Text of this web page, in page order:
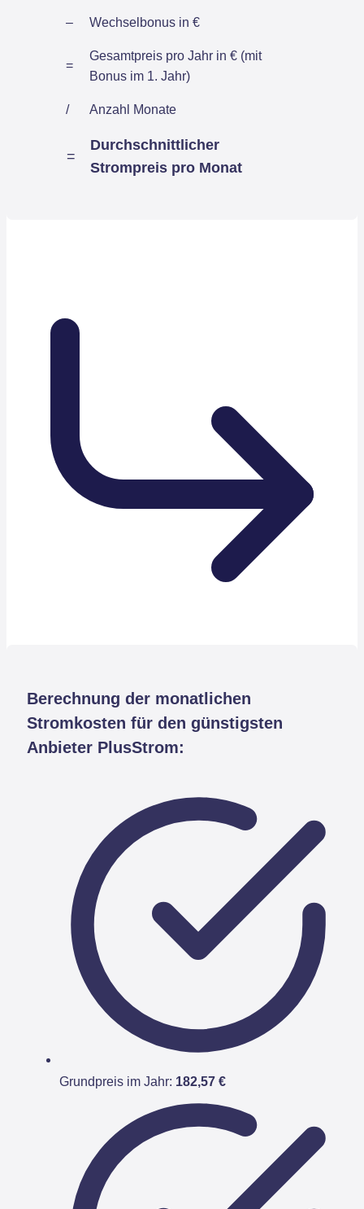
– Wechselbonus in €
=
Gesamtpreis pro Jahr in € (mit
Bonus im 1. Jahr)
/ Anzahl Monate
=
Durchschnittlicher
Strompreis pro Monat
Berechnung der monatlichen
Stromkosten für den günstigsten
Anbieter PlusStrom:
Grundpreis im Jahr: 182,57 €